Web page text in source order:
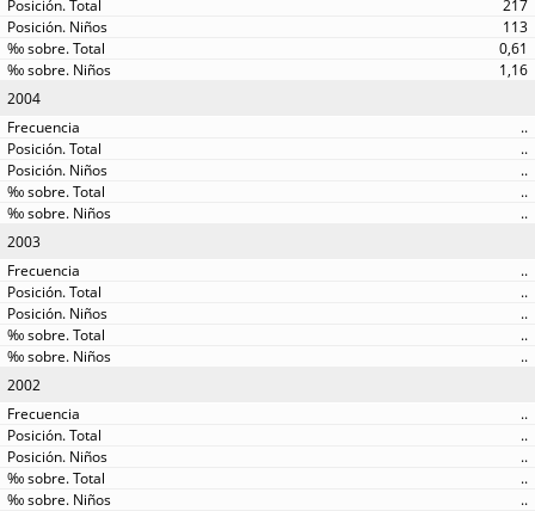
217
113
0,61
1,16
2004
..
..
..
..
..
2003
..
..
..
..
..
2002
..
..
..
..
..